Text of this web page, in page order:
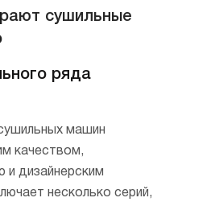
сушильные
ряда
машин
качеством,
и дизайнерским
несколько серий,